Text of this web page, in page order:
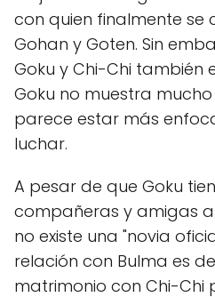
con quien finalmente se
Gohan y Goten. Sin
Goku y Chi-Chi también
Goku no muestra
parece estar más
luchar.
A pesar de que Goku
compañeras y amigas
no existe una "novia
relación con Bulma es
matrimonio con Chi-Chi